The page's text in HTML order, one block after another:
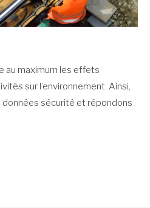
au maximum les effets
sur l’environnement. Ainsi,
sécurité et répondons